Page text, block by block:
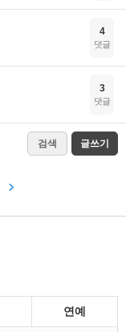
4
댓글
3
댓글
검색 글쓰기
연예